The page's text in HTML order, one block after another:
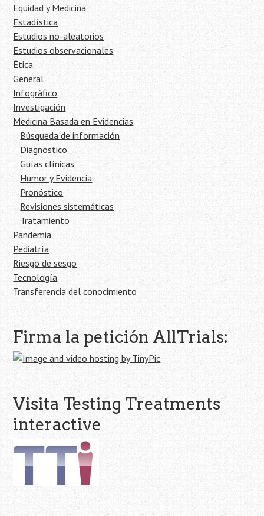
Equidad y Medicina
Estadística
Estudios no-aleatorios
Estudios observacionales
Ética
General
Infográfico
Investigación
Medicina Basada en Evidencias
Búsqueda de información
Diagnóstico
Guías clínicas
Humor y Evidencia
Pronóstico
Revisiones sistemáticas
Tratamiento
Pandemia
Pediatría
Riesgo de sesgo
Tecnología
Transferencia del conocimiento
Firma la petición AllTrials:
Visita Testing Treatments
interactive